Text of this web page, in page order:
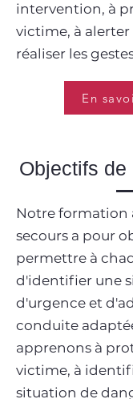
intervention, à
victime, à alerter
réaliser les
En
Objectifs de
Notre formation
secours a pour
permettre à
d'identifier une
d'urgence et
conduite
apprenons à
victime, à
situation de